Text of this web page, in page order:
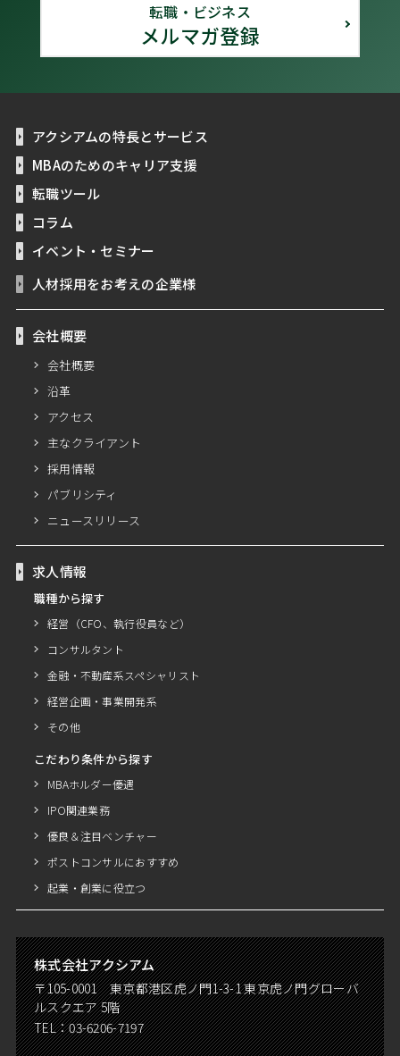
転職・ビジネス
メルマガ登録
アクシアムの特長とサービス
MBAのためのキャリア支援
転職ツール
コラム
イベント・セミナー
人材採用をお考えの企業様
会社概要
会社概要
沿革
アクセス
主なクライアント
採用情報
パブリシティ
ニュースリリース
求人情報
職種から探す
経営（CFO、執行役員など）
コンサルタント
金融・不動産系スペシャリスト
経営企画・事業開発系
その他
こだわり条件から探す
MBAホルダー優遇
IPO関連業務
優良＆注目ベンチャー
ポストコンサルにおすすめ
起業・創業に役立つ
株式会社アクシアム
〒105-0001 東京都港区虎ノ門1-3-1 東京虎ノ門グローバ
ルスクエア 5階
TEL：03-6206-7197